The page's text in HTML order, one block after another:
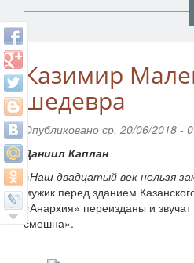
Казимир
шедевра
Опубликовано ср, 20/06/2018
Даниил Каплан
«Наш двадцатый век нельзя
мужик перед зданием
«Анархия» переизданы и
смешна».